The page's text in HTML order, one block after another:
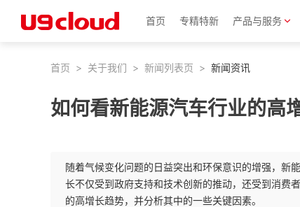
首页 专精特新 产品与服务
首页 > 关于我们 > 新闻列表页 > 新闻资讯
如何看新能源汽车行业的高
随着气候变化问题的日益突出和环保意识的增强，新
长不仅受到政府支持和技术创新的推动，还受到消费
的高增长趋势，并分析其中的一些关键因素。